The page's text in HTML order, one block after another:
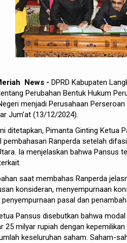
News - DPRD Kabupaten
Perubahan Bentuk Hukum
menjadi Perusahaan
Jum’at (13/12/2024).
ditetapkan, Pimanta Ginting Ketua
pembahasan Ranperda setelah
Ia menjelaskan bahwa Pansus
saat membahas Ranperda
konsideran, menyempurnaan
pasal dan
Pansus disebutkan bahwa
25 milyar rupiah dengan
keseluruhan saham. Saham-